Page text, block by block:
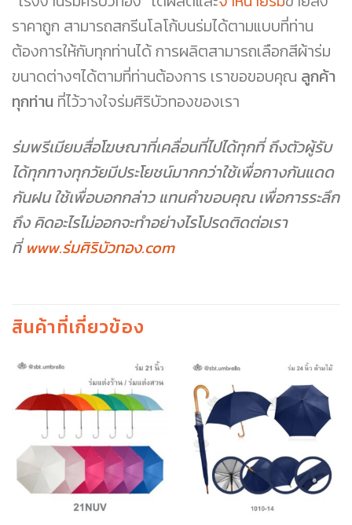
ราคาถูก สามารถสกรีนโลโก้บนร่มได้ตามแบบที่ท่าน
ต้องการให้กับทุกท่านได้ การผลิตสามารถเลือกสีผ้าร่ม
ขนาดต่างๆได้ตามที่ท่านต้องการ เราขอขอบคุณ ลูกค้า
ทุกท่าน ที่ไว้วางใจร่มศิริบัวทองของเรา
ร่มพรีเมียมสื่อโฆษณาที่เคลื่อนที่ไปได้ทุกที่ ถึงตัวผู้รับ
ได้ทุกทางทุกวัยมีประโยชน์มากกว่าใช้เพื่อกางกันแดด
กันฝน ใช้เพื่อบอกกล่าว แทนคำขอบคุณ เพื่อการระลึก
ถึง คิดอะไรไม่ออกจะทำอย่างไรโปรดติดต่อเรา
ที่www.ร่มศิริบัวทอง.com
สินค้าที่เกี่ยวข้อง